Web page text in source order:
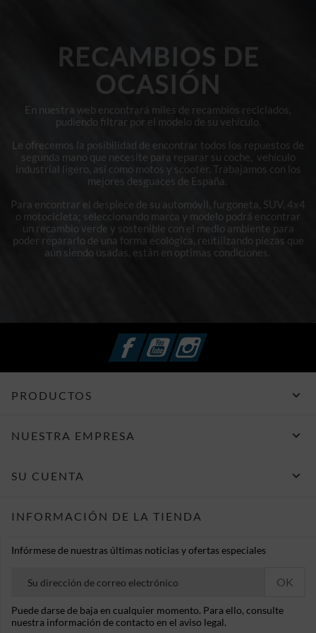
RECAMBIOS DE
OCASIÓN
En nuestra web encontrará miles de recambios reciclados,
pudiendo filtrar por el modelo de su vehículo.
Le ofrecemos la posibilidad de encontrar todos los repuestos de
segunda mano que necesite para reparar su coche, vehículo
industrial ligero, así como motos y scooter. Trabajamos con los
mejores desguaces de España.
Para encontrar el despiece de su automóvil, furgoneta, SUV, 4x4
o motocicleta; seleccionando marca y modelo podrá encontrar
un recambio verde y sostenible con el medio ambiente para
poder repararlo de una forma ecológica, reutilizando piezas que
aún siendo usadas, están en optimas condiciones.
FacebookYouTubeInstagram
PRODUCTOS 
NUESTRA EMPRESA 
SU CUENTA 
INFORMACIÓN DE LA TIENDA
Infórmese de nuestras últimas noticias y ofertas especiales
Puede darse de baja en cualquier momento. Para ello, consulte
nuestra información de contacto en el aviso legal.